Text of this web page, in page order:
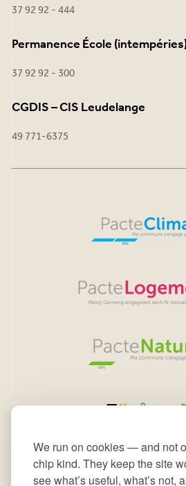
We run on cookies — and not
chip kind. They keep the site
see what’s useful, what’s not,
37 92 92 - 444
Permanence École
37 92 92 - 300
CGDIS – CIS Leudelange
49 771-6375